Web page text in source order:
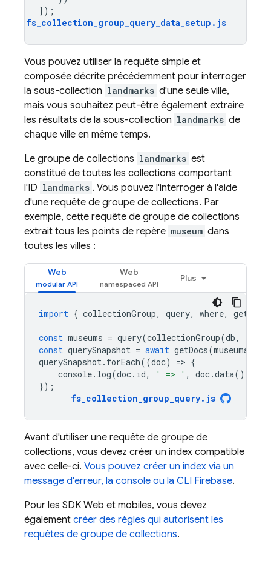
]);
fs_collection_group_query_data_setup . js
Vous pouvez utiliser la requête simple et
composée décrite précédemment pour interroger
la sous-collection landmarks d'une seule ville,
mais vous souhaitez peut-être également extraire
les résultats de la sous-collection landmarks de
chaque ville en même temps.
Le groupe de collections landmarks est
constitué de toutes les collections comportant
l'ID landmarks . Vous pouvez l'interroger à l'aide
d'une requête de groupe de collections. Par
exemple, cette requête de groupe de collections
extrait tous les points de repère museum dans
toutes les villes :
Web Web
Plus
import { collectionGroup, query, where, getDocs
const museums = query(collectionGroup(db,
const querySnapshot = await getDocs(museums
querySnapshot. forEach((doc) => {
console. log(doc. id, ' => ' , doc.data());
});
fs_collection_group_query. js
Avant d'utiliser une requête de groupe de
collections, vous devez créer un index compatible
avec celle-ci. Vous pouvez créer un index via un
message d'erreur, la console ou la CLI Firebase.
Pour les SDK Web et mobiles, vous devez
également créer des règles qui autorisent les
requêtes de groupe de collections.